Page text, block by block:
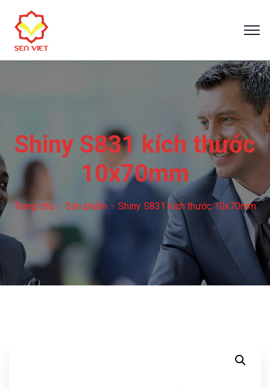
Shiny S831 kích thước
10x70mm
Trang chủ Sản phẩm Shiny S831 kích thước 10x70mm